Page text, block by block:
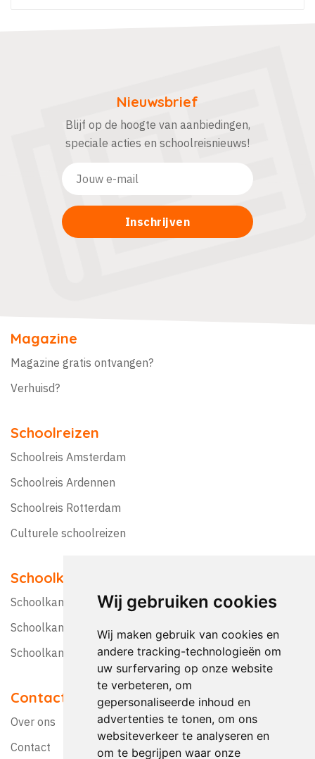
Wij gebruiken cookies
Wij maken gebruik van cookies en
andere tracking-technologieën om
uw surfervaring op onze website
te verbeteren, om
gepersonaliseerde inhoud en
advertenties te tonen, om ons
websiteverkeer te analyseren en
om te begrijpen waar onze
Nieuwsbrief
Blijf op de hoogte van aanbiedingen,
speciale acties en schoolreisnieuws!
Magazine
Magazine gratis ontvangen?
Verhuisd?
Schoolreizen
Schoolreis Amsterdam
Schoolreis Ardennen
Schoolreis Rotterdam
Culturele schoolreizen
Schoolkampen
Schoolkamp Nederland
Schoolkamp België
Schoolkamptips
Contact
Over ons
Contact